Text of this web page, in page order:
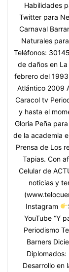
Habilidades
Twitter para
Carnaval
Naturales
Teléfonos:
de daños en
febrero del
Atlántico 2009
Caracol tv
y hasta el
Gloria Peña
de la academia
Prensa de Los
Tapias. Con
Celular de
noticias y
Instagram
YouTube “Y
Periodismo
Barners
Desarrollo en